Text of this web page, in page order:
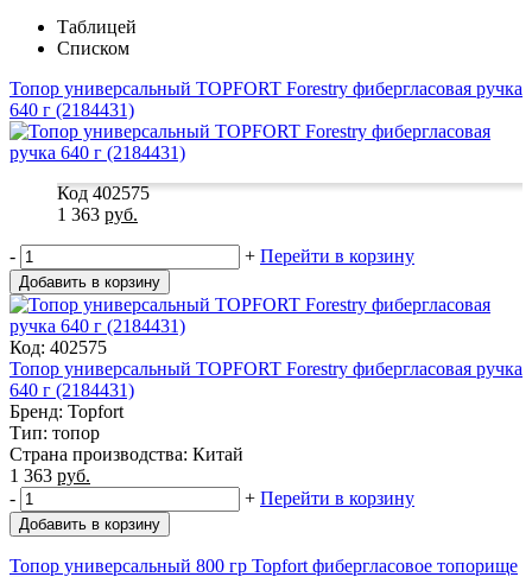
Таблицей
Списком
Топор универсальный TOPFORT Forestry фибергласовая ручка
640 г (2184431)
Код 402575
1 363 руб.
- + Перейти в корзину
Добавить в корзину
Код: 402575
Топор универсальный TOPFORT Forestry фибергласовая ручка
640 г (2184431)
Бренд: Topfort
Тип: топор
Страна производства: Китай
1 363 руб.
-
+ Перейти в корзину
Добавить в корзину
Топор универсальный 800 гр Topfort фибергласовое топорище